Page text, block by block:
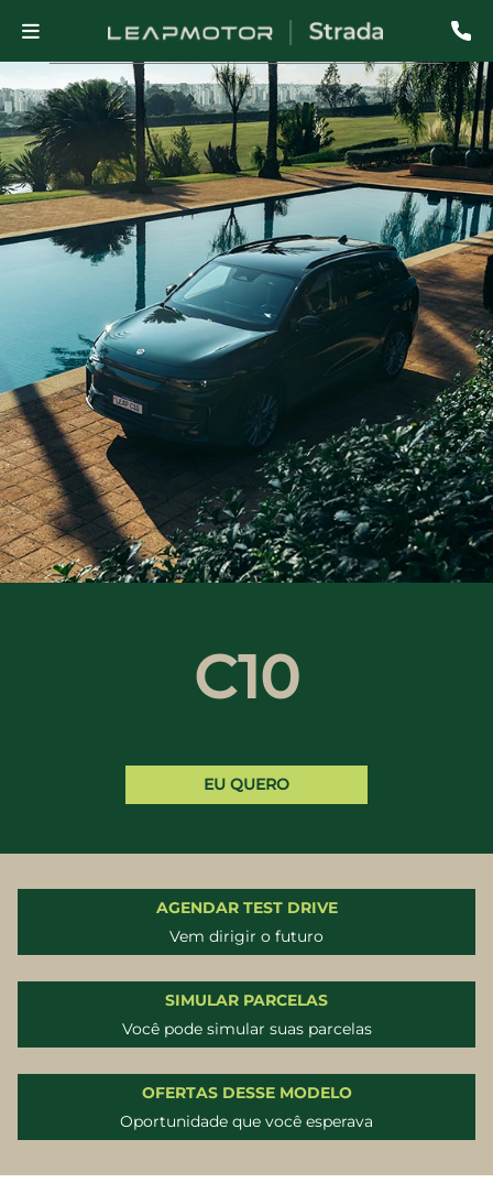
C10
EU QUERO
AGENDAR TEST DRIVE
Vem dirigir o futuro
SIMULAR PARCELAS
Você pode simular suas parcelas
OFERTAS DESSE MODELO
Oportunidade que você esperava